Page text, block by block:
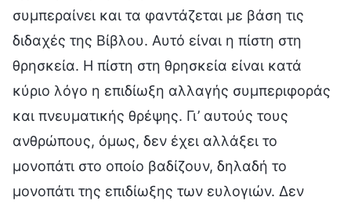
συμπεραίνει και τα φαντάζεται με βάση τις
διδαχές της Βίβλου. Αυτό είναι η πίστη στη
θρησκεία. Η πίστη στη θρησκεία είναι κατά
κύριο λόγο η επιδίωξη αλλαγής συμπεριφοράς
και πνευματικής θρέψης. Γι’ αυτούς τους
ανθρώπους, όμως, δεν έχει αλλάξει το
μονοπάτι στο οποίο βαδίζουν, δηλαδή το
μονοπάτι της επιδίωξης των ευλογιών. Δεν